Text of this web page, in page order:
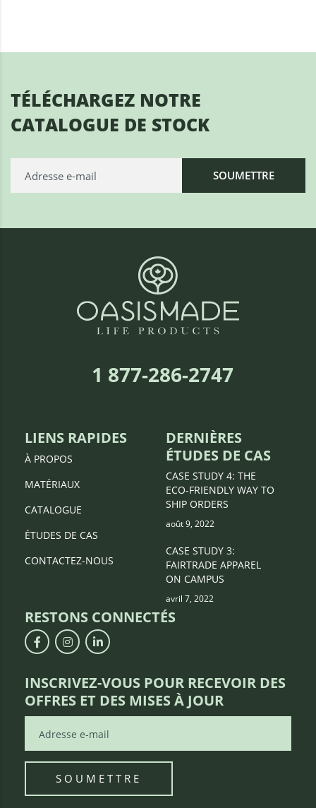
TÉLÉCHARGEZ NOTRE
CATALOGUE DE STOCK
1 877-286-2747
LIENS RAPIDES
À PROPOS
MATÉRIAUX
CATALOGUE
ÉTUDES DE CAS
CONTACTEZ-NOUS
DERNIÈRES
ÉTUDES DE CAS
CASE STUDY 4: THE
ECO-FRIENDLY WAY TO
SHIP ORDERS
août 9, 2022
CASE STUDY 3:
FAIRTRADE APPAREL
ON CAMPUS
avril 7, 2022
RESTONS CONNECTÉS
INSCRIVEZ-VOUS POUR RECEVOIR DES
OFFRES ET DES MISES À JOUR